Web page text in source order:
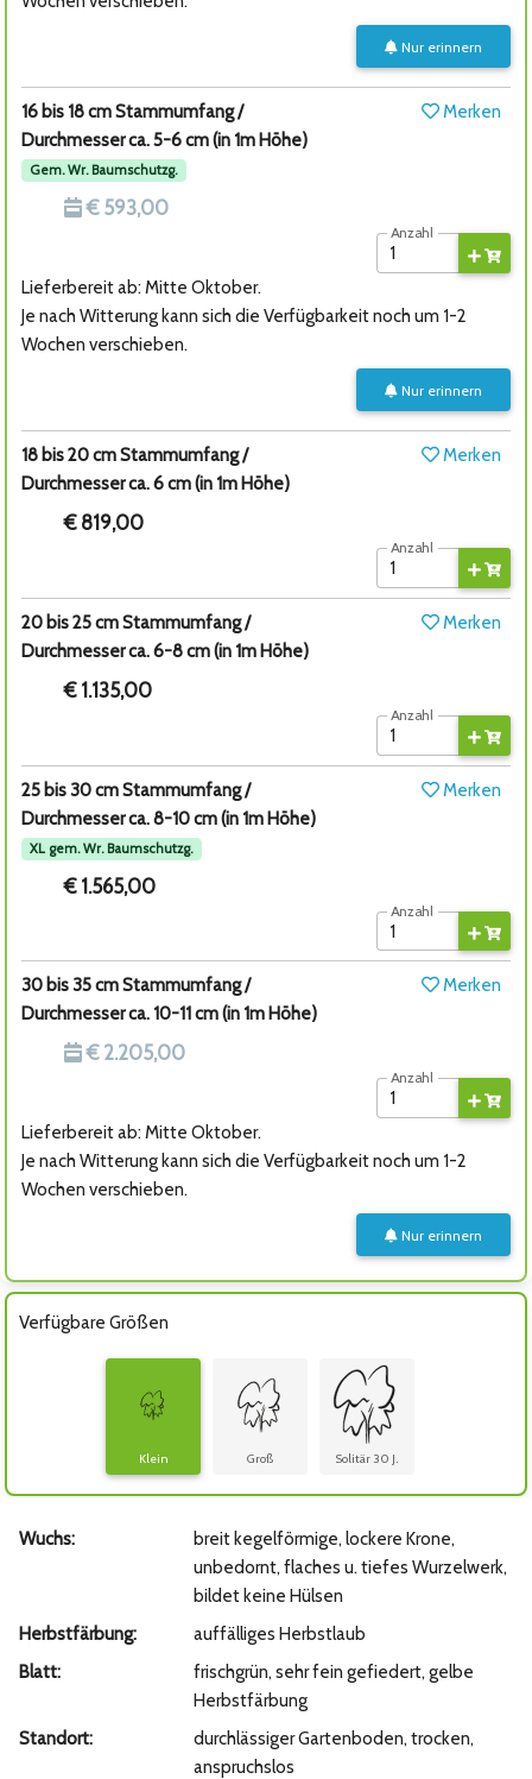
Nur erinnern
16 bis 18 cm Stammumfang /
Durchmesser ca. 5-6 cm (in 1m Höhe)
Gem. Wr. Baumschutzg.
Merken
€ 593,00
Anzahl
Lieferbereit ab: Mitte Oktober.
Je nach Witterung kann sich die Verfügbarkeit noch um 1-2
Wochen verschieben.
Nur erinnern
18 bis 20 cm Stammumfang /
Durchmesser ca. 6 cm (in 1m Höhe)
Merken
€ 819,00
Anzahl
20 bis 25 cm Stammumfang /
Durchmesser ca. 6-8 cm (in 1m Höhe)
Merken
€ 1.135,00
Anzahl
25 bis 30 cm Stammumfang /
Durchmesser ca. 8-10 cm (in 1m Höhe)
XL gem. Wr. Baumschutzg.
Merken
€ 1.565,00
Anzahl
30 bis 35 cm Stammumfang /
Durchmesser ca. 10-11 cm (in 1m Höhe)
Merken
€ 2.205,00
Anzahl
Lieferbereit ab: Mitte Oktober.
Je nach Witterung kann sich die Verfügbarkeit noch um 1-2
Wochen verschieben.
Nur erinnern
Verfügbare Größen
Klein Groß Solitär 30 J.
Wuchs:
breit kegelförmige, lockere Krone,
unbedornt, flaches u. tiefes Wurzelwerk,
bildet keine Hülsen
Herbstfärbung:
auffälliges Herbstlaub
Blatt:
frischgrün, sehr fein gefiedert, gelbe
Herbstfärbung
Standort:
durchlässiger Gartenboden, trocken,
anspruchslos